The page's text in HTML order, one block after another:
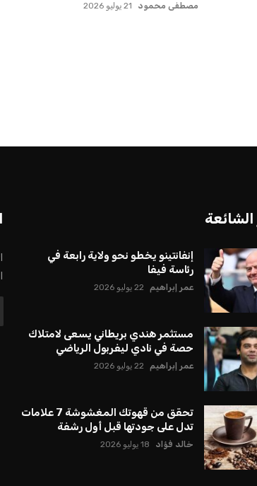
مصطفى محمود 21 يوليو 2026
الشائعة
إنفانتينو يخطو نحو ولاية رابعة في
رئاسة فيفا
عمر إبراهيم 22 يوليو 2026
مستثمر هندي بريطاني يسعى لامتلاك
حصة في نادي ليفربول الرياضي
عمر إبراهيم 22 يوليو 2026
تحقق من قهوتك المغشوشة 7 علامات
تدل على جودتها قبل أول رشفة
خالد فؤاد 18 يوليو 2026